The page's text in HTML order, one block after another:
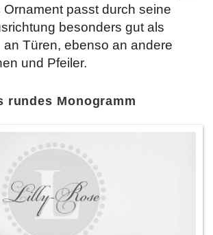
Ornament passt durch seine
besonders gut als
Türen, ebenso an andere
und Pfeiler.
rundes Monogramm